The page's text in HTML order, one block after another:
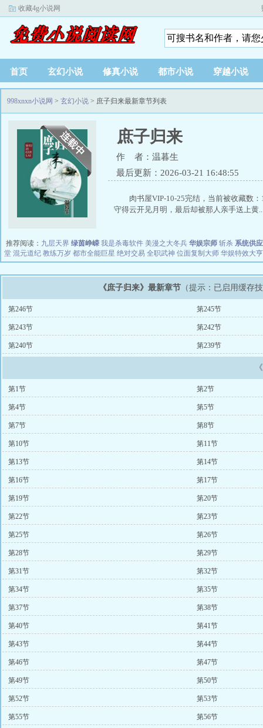
收藏4g小说网
首页 玄幻小说 修真小说 都市小说 穿越小说
998xnxn小说网 > 玄幻小说 > 庶子归来最新章节列表
庶子归来
作 者：温暮生
最后更新：2026-03-21 16:48:55
肉书屋VIP-10-25完结，当前被收藏数
守得云开见月明，最后却被那人亲手送上黄
推荐阅读： 九层天界 绿茵峥嵘 我是杀毒软件 美漫之大冬兵 华娱宗师 斩杀 系统供
堂 混元道纪 教练万岁 都市全能巨星 绝对交易 全职武神 位面复制大师 华娱特效大亨
《庶子归来》最新章节 （提示：已启用缓存
第246节 第245节
第243节 第242节
第240节 第239节
第1节 第2节
第4节 第5节
第7节 第8节
第10节 第11节
第13节 第14节
第16节 第17节
第19节 第20节
第22节 第23节
第25节 第26节
第28节 第29节
第31节 第32节
第34节 第35节
第37节 第38节
第40节 第41节
第43节 第44节
第46节 第47节
第49节 第50节
第52节 第53节
第55节 第56节